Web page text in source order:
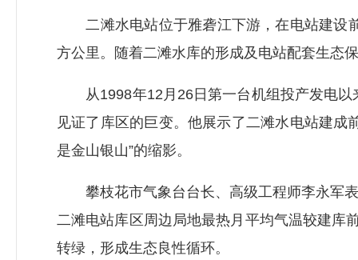
二滩水电站位于雅砻江下游，在电站建设
方公里。随着二滩水库的形成及电站配套生态
从1998年12月26日第一台机组投产发电以
见证了库区的巨变。他展示了二滩水电站建
是金山银山”的缩影。
攀枝花市气象台台长、高级工程师李永军表
二滩电站库区周边局地最热月平均气温较建
转绿，形成生态良性循环。